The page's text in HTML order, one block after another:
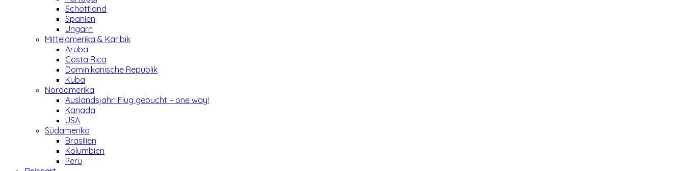
Schottland
Spanien
Ungarn
Mittelamerika & Karibik
Aruba
Costa Rica
Dominikanische Republik
Kuba
Nordamerika
Auslandsjahr: Flug gebucht – one way!
Kanada
USA
Südamerika
Brasilien
Kolumbien
Peru